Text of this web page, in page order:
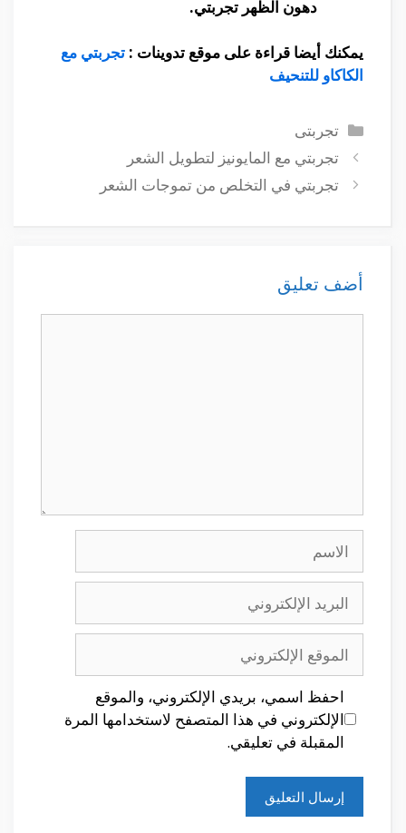
دهون الظهر تجربتي.
يمكنك أيضا قراءة على موقع تدوينات : تجربتي مع
الكاكاو للتنحيف
التصنيفات
تجربتى
تجربتي مع المايونيز لتطويل الشعر
تجربتي في التخلص من تموجات الشعر
أضف تعليق
الاسم
البريد
الإلكتروني
الموقع
الإلكتروني
احفظ اسمي، بريدي الإلكتروني، والموقع
الإلكتروني في هذا المتصفح لاستخدامها المرة
المقبلة في تعليقي.